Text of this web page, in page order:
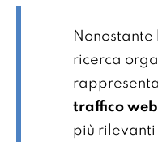
ricerca
traffico
più rilevanti